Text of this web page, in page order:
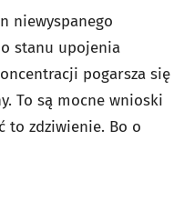
niewyspanego
stanu upojenia
pogarsza się
To są mocne wnioski
to zdziwienie. Bo o